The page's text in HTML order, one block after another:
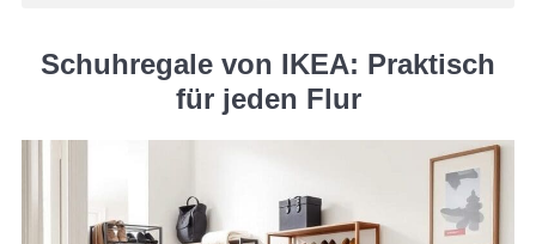
Schuhregale von IKEA: Praktisch
für jeden Flur